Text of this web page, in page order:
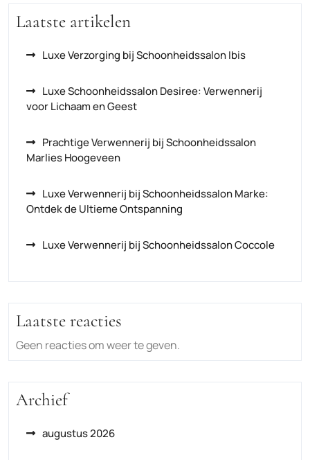
Laatste artikelen
Luxe Verzorging bij Schoonheidssalon Ibis
Luxe Schoonheidssalon Desiree: Verwennerij
voor Lichaam en Geest
Prachtige Verwennerij bij Schoonheidssalon
Marlies Hoogeveen
Luxe Verwennerij bij Schoonheidssalon Marke:
Ontdek de Ultieme Ontspanning
Luxe Verwennerij bij Schoonheidssalon Coccole
Laatste reacties
Geen reacties om weer te geven.
Archief
augustus 2026